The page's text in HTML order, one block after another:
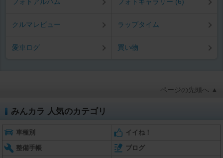
フォトアルバム フォトギャラリー (6)
クルマレビュー ラップタイム
愛車ログ 買い物
ページの先頭へ ▲
みんカラ 人気のカテゴリ
車種別 イイね！
整備手帳 ブログ